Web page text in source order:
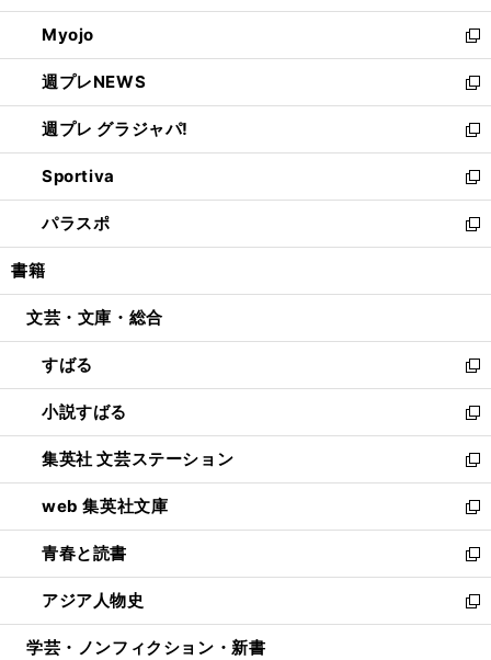
開
く
ウ
で
開
く
ン
ド
ウ
で
開
く
ウ
ィ
ン
ド
ウ
で
開
く
Myojo
新
し
い
ウ
ィ
ン
ド
ウ
で
開
週プレNEWS
新
し
い
ウ
ィ
ン
ド
ウ
開
週プレ グラジャパ!
新
し
い
ウ
ィ
ン
ウ
開
く
Sportiva
新
し
い
ウ
ン
ウ
で
開
く
パラスポ
新
し
ウ
ン
ド
ウ
で
開
く
書籍
文芸・文庫・総合
すばる
新
し
い
ウ
ィ
ン
ド
ウ
で
開
く
小説すばる
新
し
い
ウ
ィ
ン
ド
ウ
で
開
集英社 文芸ステーション
新
し
い
ウ
ィ
ン
ド
ウ
web 集英社文庫
新
し
い
ウ
ィ
ン
青春と読書
新
し
い
ウ
アジア人物史
新
し
学芸・ノンフィクション・新書